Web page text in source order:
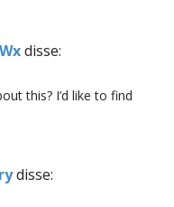
disse:
this? I’d like to find
disse: